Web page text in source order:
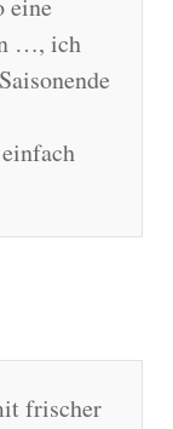
eine
…, ich
frischer